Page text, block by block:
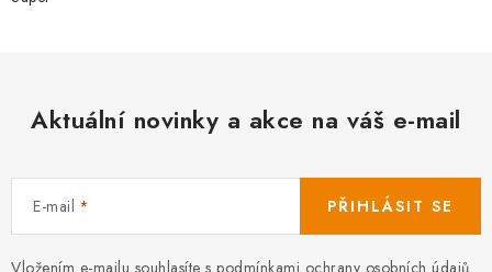
Aktuální novinky a akce na váš e-mail
E-mail
Vložením e-mailu souhlasíte s podmínkami ochrany osobních údajů
PŘIHLÁSIT SE